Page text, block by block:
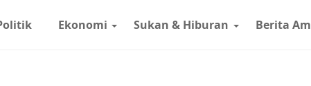
Ekonomi Sukan & Hiburan Berita Am